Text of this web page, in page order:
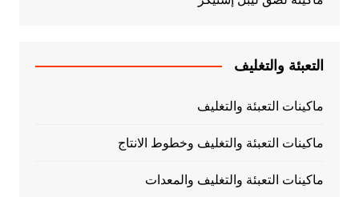
التعبئة والتغليف
ماكينات التعبئة والتغليف
ماكينات التعبئة والتغليف وخطوط الانتاج
ماكينات التعبئة والتغليف والمعدات